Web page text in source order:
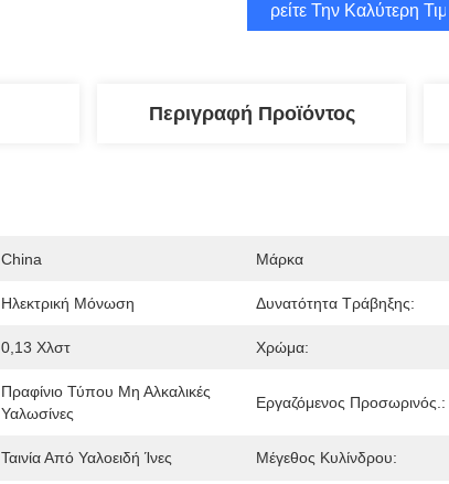
Βρείτε Την Καλύτερη Τιμή
Περιγραφή Προϊόντος
China Μάρκα
Ηλεκτρική Μόνωση Δυνατότητα Τράβηξης:
0,13 Χλστ Χρώμα:
Πραφίνιο Τύπου Μη Αλκαλικές
Υαλωσίνες
Εργαζόμενος Προσωρινός.:
Ταινία Από Υαλοειδή Ίνες Μέγεθος Κυλίνδρου: